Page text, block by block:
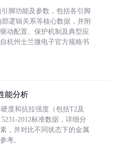
脚功能及参数，包括各引脚
逻辑关系等核心数据，并附
动配置、保护机制及典型应
杭州士兰微电子官方规格书
能分析
度和抗拉强度（包括T2及
2012标准数据，详细分
，并对比不同状态下的金属
考。